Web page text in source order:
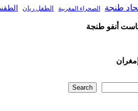
طنجة الصحراء المغربية الطفل ريان
أنفو طنجة
Search